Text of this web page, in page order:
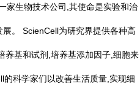
家生物技术公司,其使命是实验和治
。 ScienCell为研究界提供各种高
养基和试剂,培养基添加因子,细胞来
科学家们以改善生活质量,实现细